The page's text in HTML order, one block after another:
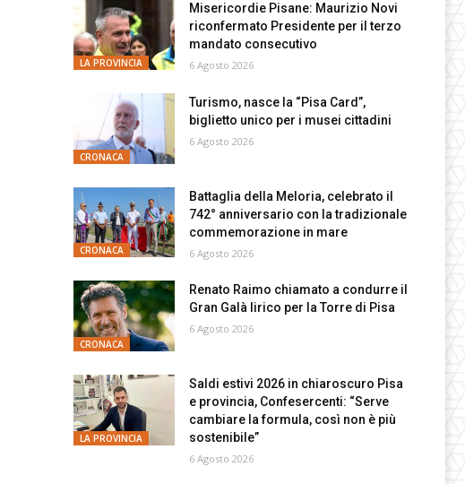
LA PROVINCIA
Misericordie Pisane: Maurizio Novi
riconfermato Presidente per il terzo
mandato consecutivo
6 Agosto 2026
CRONACA
Turismo, nasce la “Pisa Card”,
biglietto unico per i musei cittadini
6 Agosto 2026
CRONACA
Battaglia della Meloria, celebrato il
742° anniversario con la tradizionale
commemorazione in mare
6 Agosto 2026
CRONACA
Renato Raimo chiamato a condurre il
Gran Galà lirico per la Torre di Pisa
6 Agosto 2026
LA PROVINCIA
Saldi estivi 2026 in chiaroscuro Pisa
e provincia, Confesercenti: “Serve
cambiare la formula, così non è più
sostenibile”
6 Agosto 2026